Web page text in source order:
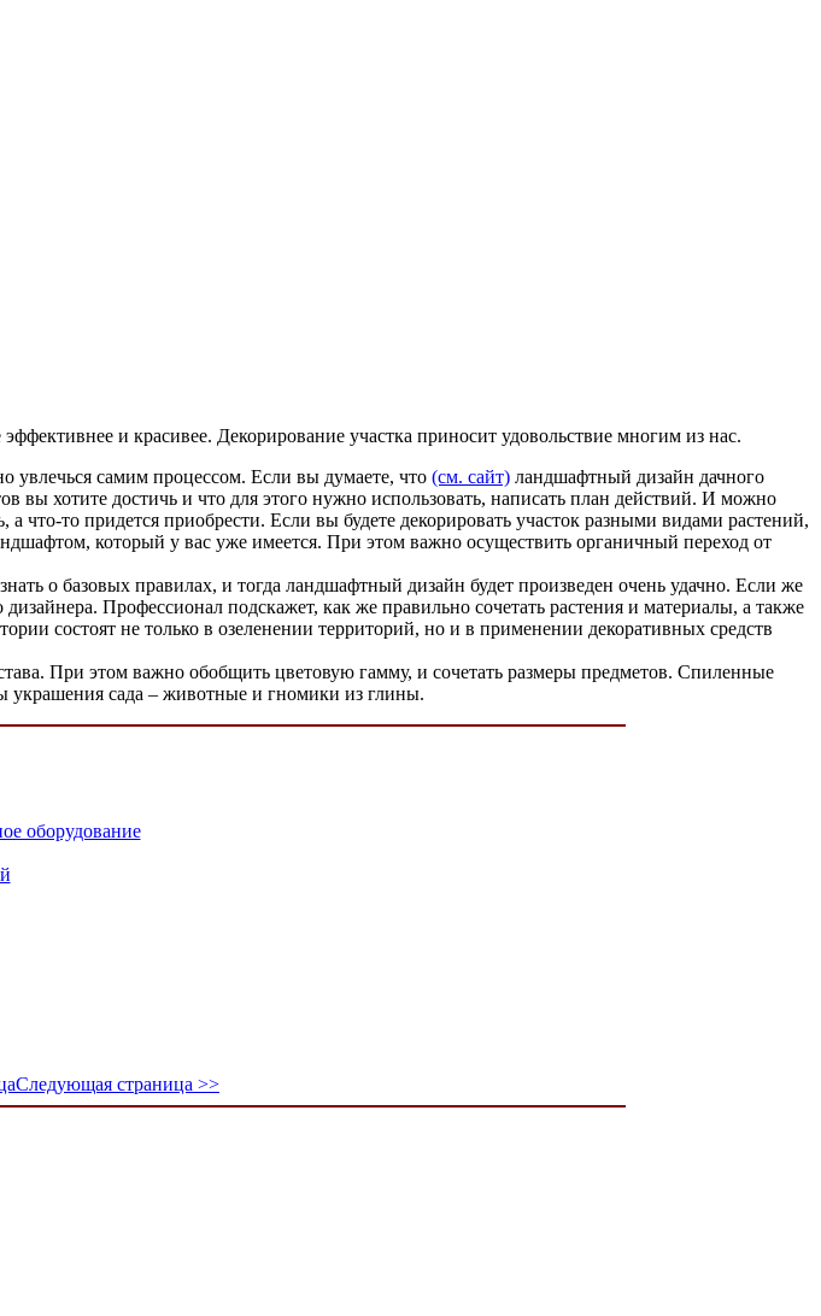
и красивее. Декорирование участка приносит удовольствие многим из нас.
самим процессом. Если вы думаете, что (см. сайт) ландшафтный дизайн дачного
вы хотите достичь и что для этого нужно использовать, написать план действий. И можно
что-то придется приобрести. Если вы будете декорировать участок разными видами растений,
который у вас уже имеется. При этом важно осуществить органичный переход от
о базовых правилах, и тогда ландшафтный дизайн будет произведен очень удачно. Если же
Профессионал подскажет, как же правильно сочетать растения и материалы, а также
состоят не только в озеленении территорий, но и в применении декоративных средств
При этом важно обобщить цветовую гамму, и сочетать размеры предметов. Спиленные
украшения сада – животные и гномики из глины.
оборудование
Следующая страница >>